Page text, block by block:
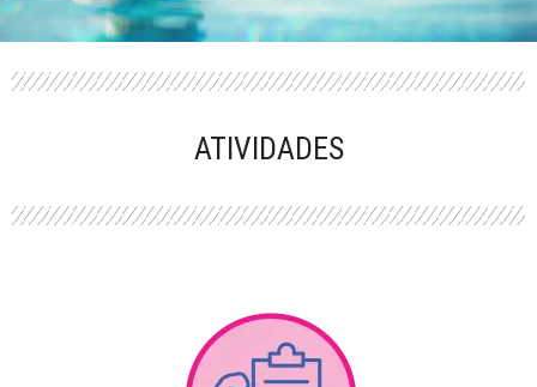
PERFORMANCE
ATIVIDADES